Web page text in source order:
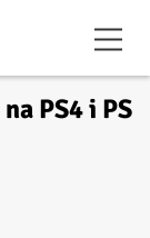
PS4 i PS